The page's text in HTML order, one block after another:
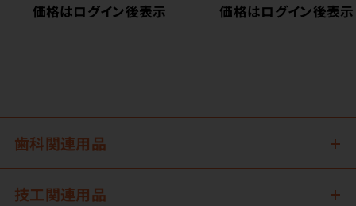
価格はログイン後表示
価格はログイン後表示
歯科関連用品
技工関連用品